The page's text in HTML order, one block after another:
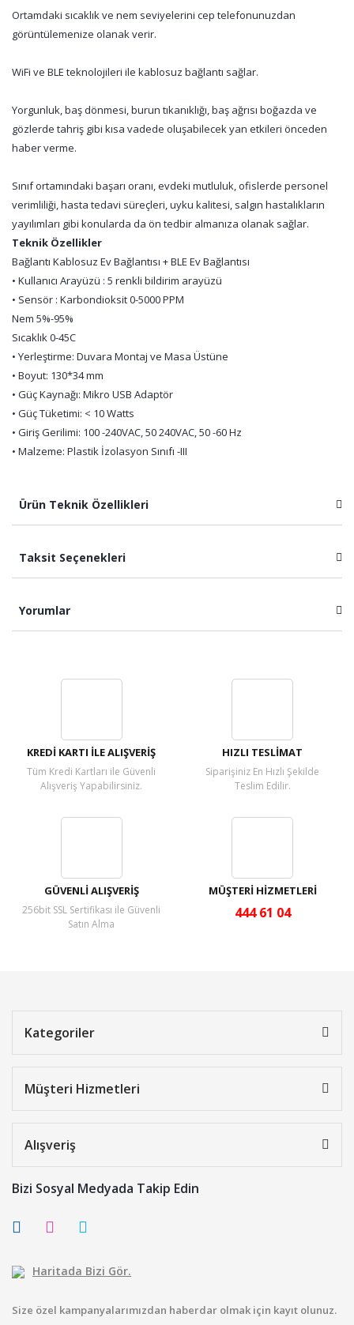
Ortamdaki sıcaklık ve nem seviyelerini cep telefonunuzdan
görüntülemenize olanak verir.
WiFi ve BLE teknolojileri ile kablosuz bağlantı sağlar.
Yorgunluk, baş dönmesi, burun tıkanıklığı, baş ağrısı boğazda ve
gözlerde tahriş gibi kısa vadede oluşabilecek yan etkileri önceden
haber verme.
Sınıf ortamındaki başarı oranı, evdeki mutluluk, ofislerde personel
verimliliği, hasta tedavi süreçleri, uyku kalitesi, salgın hastalıkların
yayılımları gibi konularda da ön tedbir almanıza olanak sağlar.
Teknik Özellikler
Bağlantı Kablosuz Ev Bağlantısı + BLE Ev Bağlantısı
• Kullanıcı Arayüzü : 5 renkli bildirim arayüzü
• Sensör : Karbondioksit 0-5000 PPM
Nem 5%-95%
Sıcaklık 0-45C
• Yerleştirme: Duvara Montaj ve Masa Üstüne
• Boyut: 130*34 mm
• Güç Kaynağı: Mikro USB Adaptör
• Güç Tüketimi: < 10 Watts
• Giriş Gerilimi: 100 -240VAC, 50 240VAC, 50 -60 Hz
• Malzeme: Plastik İzolasyon Sınıfı -III
Ürün Teknik Özellikleri
Taksit Seçenekleri
Yorumlar
KREDİ KARTI İLE ALIŞVERİŞ
Tüm Kredi Kartları ile Güvenli
Alışveriş Yapabilirsiniz.
HIZLI TESLİMAT
Siparişiniz En Hızlı Şekilde
Teslim Edilir.
GÜVENLİ ALIŞVERİŞ
256bit SSL Sertifikası ile Güvenli
Satın Alma
MÜŞTERİ HİZMETLERİ
444 61 04
Kategoriler
Müşteri Hizmetleri
Alışveriş
Bizi Sosyal Medyada Takip Edin
Haritada Bizi Gör.
Size özel kampanyalarımızdan haberdar olmak için kayıt olunuz.